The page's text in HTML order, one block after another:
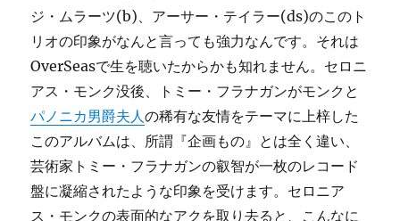
ジ・ムラーツ(b)、アーサー・テイラー(ds)のこのト
リオの印象がなんと言っても強力なんです。それは
OverSeasで生を聴いたからかも知れません。セロニ
アス・モンク没後、トミー・フラナガンがモンクと
パノニカ男爵夫人の稀有な友情をテーマに上梓した
このアルバムは、所謂『企画もの』とは全く違い、
芸術家トミー・フラナガンの叡智が一枚のレコード
盤に凝縮されたような印象を受けます。セロニア
ス・モンクの表面的なアクを取り去ると、こんなに